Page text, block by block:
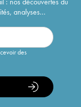
analyses...
des